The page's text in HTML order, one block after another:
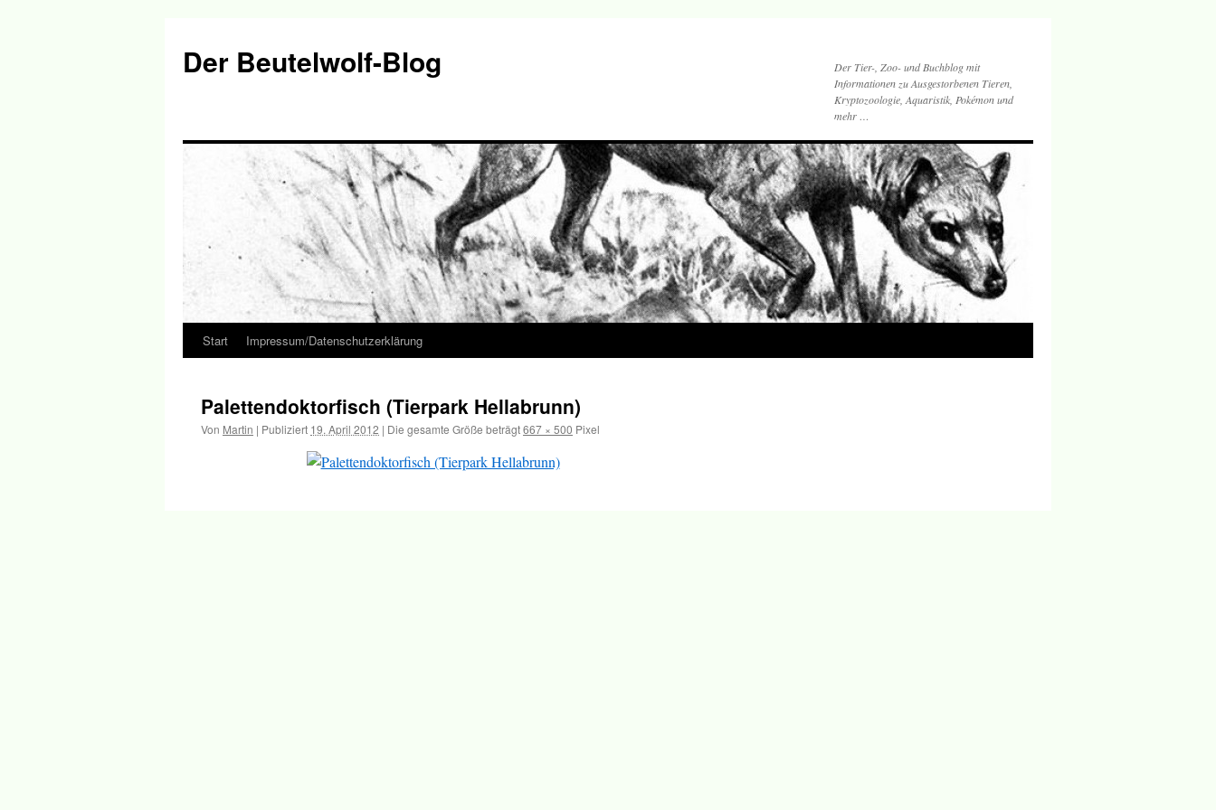
Der Beutelwolf-Blog
Der Tier-, Zoo- und Buchblog mit
Informationen zu Ausgestorbenen Tieren,
Kryptozoologie, Aquaristik, Pokémon und
mehr …
Springe
Inhalt
Start Impressum/Datenschutzerklärung
Palettendoktorfisch (Tierpark Hellabrunn)
Von Martin | Publiziert 19. April 2012 | Die gesamte Größe beträgt667 × 500 Pixel